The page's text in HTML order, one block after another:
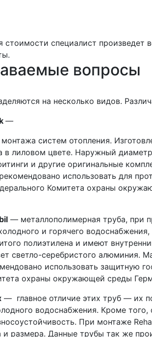
стоимости специалист произведет
вопросы
на несколько видов.
—
систем отопления.
в лиловом цвете. Наружный
и другие оригинальные
использовать для
Комитета охраны
— металлополимерная труба, при
и горячего
полиэтилена и имеют
светло-серебристого алюминия.
использовать защитную
охраны окружающей среды
— главное отличие этих труб — их
водоснабжения. Кроме
При монтаже
и размера. Данные трубы так же